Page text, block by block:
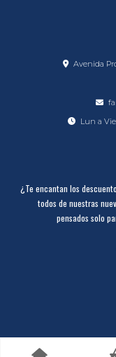
Avenida
Lun a Vie
¿Te encantan los
todos de nuestras
pensados solo